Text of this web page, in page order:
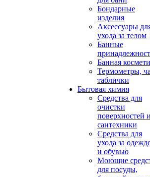
Бондарные
изделия
Аксеcсуары
ухода за телом
Банные
Банная
Термометры,
таблички
Бытовая химия
Средства для
очистки
поверхностей
сантехники
Средства для
ухода за
и обувью
Моющие
для посуды,